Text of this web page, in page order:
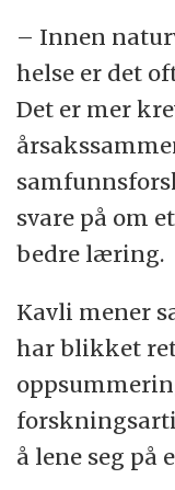
– Innen
helse er det
Det er mer
svare på om
bedre læring.
Kavli mener
har blikket
å lene seg på